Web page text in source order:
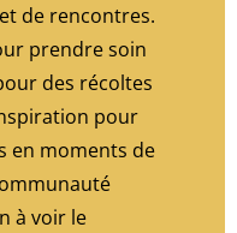
de rencontres.
prendre soin
des récoltes
pour
en moments de
à voir le